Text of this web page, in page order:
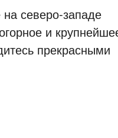
северо‑западе
и
прекрасными